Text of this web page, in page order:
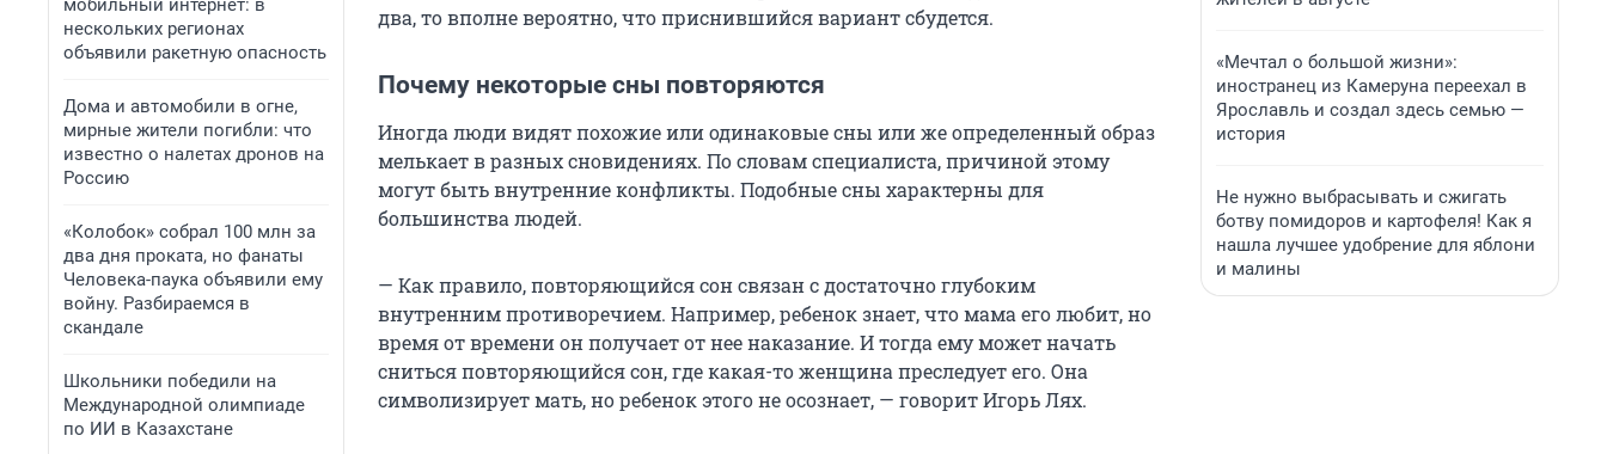
мобильный интернет: в
нескольких регионах
объявили ракетную опасность
Дома и автомобили в огне,
мирные жители погибли: что
известно о налетах дронов на
Россию
«Колобок» собрал 100 млн за
два дня проката, но фанаты
Человека-паука объявили ему
войну. Разбираемся в
скандале
Школьники победили на
Международной олимпиаде
по ИИ в Казахстане
два, то вполне вероятно, что приснившийся вариант сбудется.
Почему некоторые сны повторяются
Иногда люди видят похожие или одинаковые сны или же определенный образ
мелькает в разных сновидениях. По словам специалиста, причиной этому
могут быть внутренние конфликты. Подобные сны характерны для
большинства людей.
— Как правило, повторяющийся сон связан с достаточно глубоким
внутренним противоречием. Например, ребенок знает, что мама его любит, но
время от времени он получает от нее наказание. И тогда ему может начать
сниться повторяющийся сон, где какая-то женщина преследует его. Она
символизирует мать, но ребенок этого не осознает, — говорит Игорь Лях.
«Мечтал о большой жизни»:
иностранец из Камеруна переехал в
Ярославль и создал здесь семью —
история
Не нужно выбрасывать и сжигать
ботву помидоров и картофеля! Как я
нашла лучшее удобрение для яблони
и малины